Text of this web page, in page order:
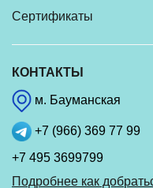
Сертификаты
КОНТАКТЫ
м. Бауманская
+7 (966) 369 77 99
+7 495 3699799
Подробнее как